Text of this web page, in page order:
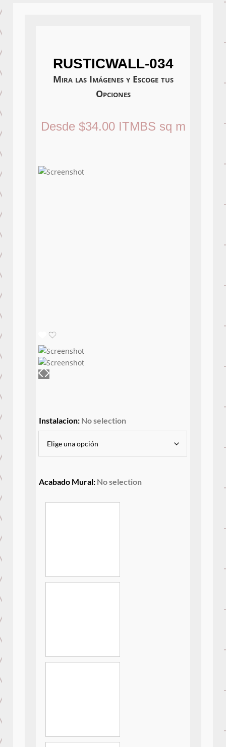
RUSTICWALL-034
Mira las Imágenes y Escoge tus
Opciones
Desde $34.00 ITMBS sq m
Instalacion: No selection
Acabado Mural: No selection